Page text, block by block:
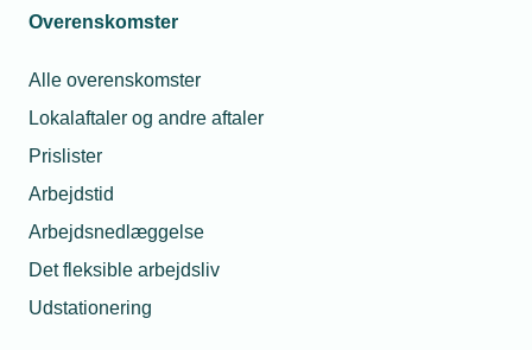
Overenskomster
Alle overenskomster
Lokalaftaler og andre aftaler
Prislister
Arbejdstid
Arbejdsnedlæggelse
Det fleksible arbejdsliv
Udstationering
Mangel på smede, industriteknikere,
fået Energiselskabet Andel til at
investere 15 millioner kroner i at
belønne unge med en månedlig bonus
for at vælge de rette
erhvervsuddannelser. 175 unge
modtager 2030 kroner i legat om
måneden netop nu.